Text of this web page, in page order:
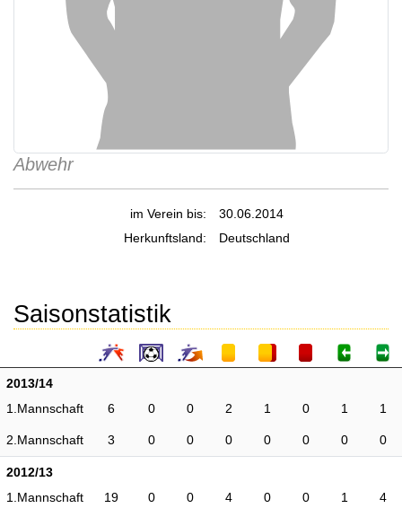
Abwehr
im Verein bis:
30.06.2014
Herkunftsland:
Deutschland
Saisonstatistik
2013/14
1.Mannschaft
6 0 0 2 1 0 1 1
2.Mannschaft 3 0 0 0 0 0 0 0
2012/13
1.Mannschaft
19 0 0 4 0 0 1 4